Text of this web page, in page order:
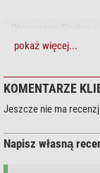
+ Inne akcesoria w tej
pokaż więcej...
KOMENTARZE
Jeszcze nie ma
Napisz własną